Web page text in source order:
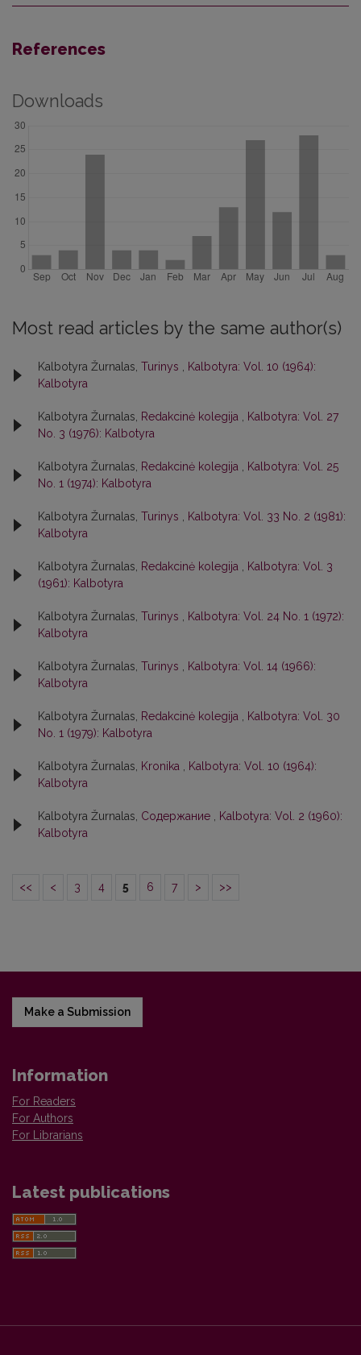
References
Downloads
Most read articles by the same author(s)
Kalbotyra Žurnalas, Turinys
Kalbotyra: Vol. 10 (1964):
Kalbotyra
Kalbotyra Žurnalas, Redakcinė kolegija
Kalbotyra: Vol. 27
No. 3 (1976): Kalbotyra
Kalbotyra Žurnalas, Redakcinė kolegija
Kalbotyra: Vol. 25
No. 1 (1974): Kalbotyra
Kalbotyra Žurnalas, Turinys
Kalbotyra: Vol. 33 No. 2 (1981):
Kalbotyra
Kalbotyra Žurnalas, Redakcinė kolegija
Kalbotyra: Vol. 3
(1961): Kalbotyra
Kalbotyra Žurnalas, Turinys
Kalbotyra: Vol. 24 No. 1 (1972):
Kalbotyra
Kalbotyra Žurnalas, Turinys
Kalbotyra: Vol. 14 (1966):
Kalbotyra
Kalbotyra Žurnalas, Redakcinė kolegija
Kalbotyra: Vol. 30
No. 1 (1979): Kalbotyra
Kalbotyra Žurnalas, Kronika
Kalbotyra: Vol. 10 (1964):
Kalbotyra
Kalbotyra Žurnalas, Содержание
Kalbotyra: Vol. 2 (1960):
Kalbotyra
<< < 3 4 5 6 7 > >>
Make a Submission
Information
For Readers
For Authors
For Librarians
Latest publications